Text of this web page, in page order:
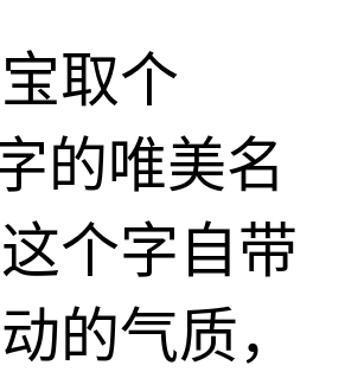
取个
的唯美名
个字自带
的气质，